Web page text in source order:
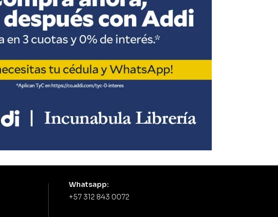
Whatsapp:
+57 312 843 0072